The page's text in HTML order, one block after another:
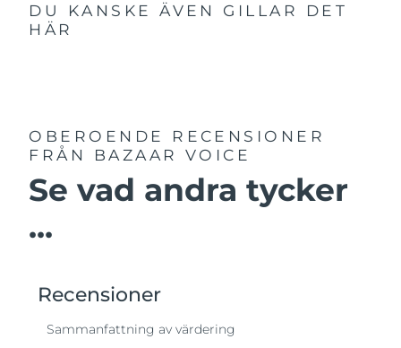
DU KANSKE ÄVEN GILLAR DET
HÄR
OBEROENDE RECENSIONER
FRÅN BAZAAR VOICE
Se vad andra tycker
...